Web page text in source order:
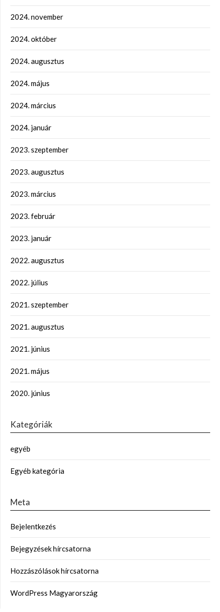
2024. november
2024. október
2024. augusztus
2024. május
2024. március
2024. január
2023. szeptember
2023. augusztus
2023. március
2023. február
2023. január
2022. augusztus
2022. július
2021. szeptember
2021. augusztus
2021. június
2021. május
2020. június
Kategóriák
egyéb
Egyéb kategória
Meta
Bejelentkezés
Bejegyzések hírcsatorna
Hozzászólások hírcsatorna
WordPress Magyarország